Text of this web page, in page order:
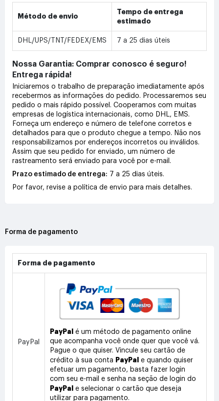
Método de envio
Tempo de entrega
estimado
DHL/UPS/TNT/FEDEX/EMS 7 a 25 dias úteis
Nossa Garantia: Comprar conosco é seguro!
Entrega rápida!
Iniciaremos o trabalho de preparação imediatamente após
recebermos as informações do pedido. Processaremos seu
pedido o mais rápido possível. Cooperamos com muitas
empresas de logística internacionais, como DHL, EMS.
Forneça um endereço e número de telefone corretos e
detalhados para que o produto chegue a tempo. Não nos
responsabilizamos por endereços incorretos ou inválidos.
Assim que seu pedido for enviado, um número de
rastreamento será enviado para você por e-mail.
Prazo estimado de entrega: 7 a 25 dias úteis.
Por favor, revise a política de envio para mais detalhes.
Forma de pagamento
Forma de pagamento
PayPal
PayPal
é um método de pagamento online
que acompanha você onde quer que você vá.
Pague o que quiser. Vincule seu cartão de
crédito à sua conta PayPal
e quando quiser
efetuar um pagamento, basta fazer login
com seu e-mail e senha na seção de login do
PayPal
e selecionar o cartão que deseja
utilizar para pagamento.